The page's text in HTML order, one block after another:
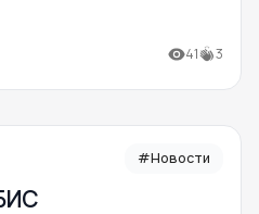
41 3
#Новости